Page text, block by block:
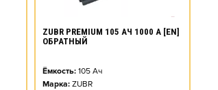
ZUBR PREMIUM 105 АЧ 1000 А [EN]
ОБРАТНЫЙ
Ёмкость: 105Ач
Марка: ZUBR